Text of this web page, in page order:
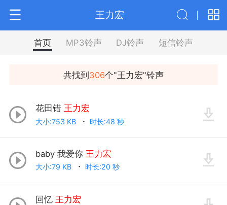
王力宏
首页 MP3铃声 DJ铃声 短信铃声
共找到306个"王力宏"铃声
花田错 王力宏
大小:753 KB 时长:48 秒
baby 我爱你 王力宏
大小:79 KB 时长:20 秒
回忆 王力宏